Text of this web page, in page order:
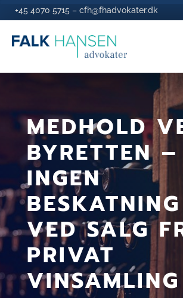
+45 4070 5715 – cfh@fhadvokater.dk
MEDHOLD
BYRETTEN –
INGEN
BESKATNING
VED SALG
PRIVAT
VINSAMLING